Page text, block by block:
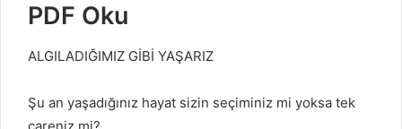
PDF Oku
ALGILADIĞIMIZ GİBİ YAŞARIZ
Şu an yaşadığınız hayat sizin seçiminiz mi yoksa tek